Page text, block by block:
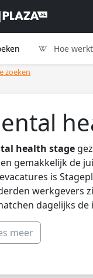
Hoe
zoeken
health stage
gemakkelijk de
is
werkgevers
dagelijks
meer